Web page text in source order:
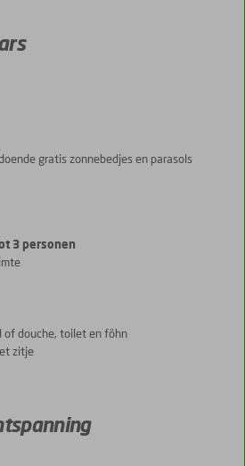
gratis zonnebedjes en parasols
3 personen
of douche, toilet en föhn
zitje